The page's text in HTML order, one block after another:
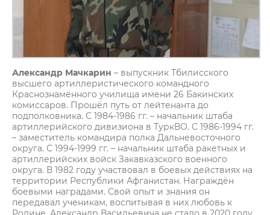
Александр Мачкарин – выпускник Тбилисского
высшего артиллеристического командного
Краснознамённого училища имени 26 Бакинских
комиссаров. Прошёл путь от лейтенанта до
подполковника. С 1984-1986 гг. – начальник штаба
артиллерийского дивизиона в ТуркВО. С 1986-1994 гг.
– заместитель командира полка Дальневосточного
округа. С 1994-1999 гг. – начальник штаба ракетных и
артиллерийских войск Закавказского военного
округа. В 1982 году участвовал в боевых действиях на
территории Республики Афганистан. Награждён
боевыми наградами. Свой опыт и знания он
передавал ученикам, воспитывая в них любовь к